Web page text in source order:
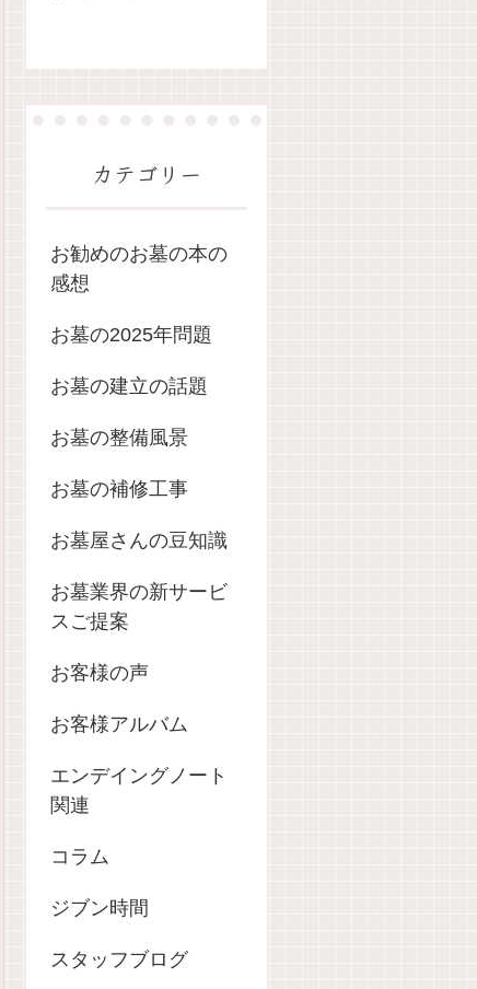
カテゴリー
お勧めのお墓の本の
感想
お墓の2025年問題
お墓の建立の話題
お墓の整備風景
お墓の補修工事
お墓屋さんの豆知識
お墓業界の新サービ
スご提案
お客様の声
お客様アルバム
エンデイングノート
関連
コラム
ジブン時間
スタッフブログ